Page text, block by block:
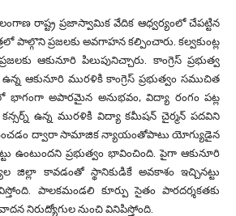
రాష్ట్ర ప్రజాస్వామిక వేదిక ఆధ్వర్యంలో చేపట్టిన
ప్రజలకు అవగాహన కల్పించారు. కల్వకుంట్ల
ఆకునూరి పిలుపునిచ్చారు. కాంగ్రెస్ ప్రభుత్వ
ఆకునూరి మురళికి కాంగ్రెస్ ప్రభుత్వం సముచిత
భాగంగా అపారమైన అనుభవం, విద్యా రంగం పట్ల
కన్సర్న్ ఉన్న మురళికి విద్యా కమీషన్ చైర్మన్ పదవిని
ద్వారా సామాజిక న్యాయంతోపాటు యోగ్యుడైన
ఉంటుందని ప్రభుత్వం భావించింది. పైగా ఆకునూరి
జిల్లా కావడంతో స్థానికుడికే అవకాశం ఇచ్చినట్టు
పాలకమండలి కూర్పు సైతం పారదర్శకతకు
నిరుద్యోగుల నుంచి వినిపిస్తోంది.